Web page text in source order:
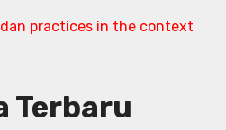
practices in the context
Terbaru